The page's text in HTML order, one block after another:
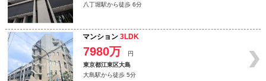
八丁堀駅から徒歩 6分
マンション 3LDK
7980万
円
東京都江東区大島
大島駅から徒歩 5分